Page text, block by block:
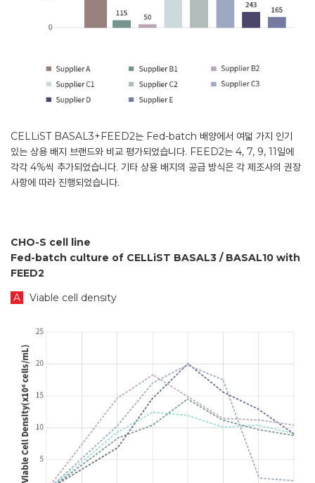
CELLiST BASAL3+FEED2는 Fed-batch 배양에서 여덟 가지 인기
있는 상용 배지 브랜드와 비교 평가되었습니다. FEED2는 4, 7, 9, 11일에
각각 4%씩 추가되었습니다. 기타 상용 배지의 공급 방식은 각 제조사의 권장
사항에 따라 진행되었습니다.
CHO-S cell line
Fed-batch culture of CELLiST BASAL3 / BASAL10 with
FEED2
A
Viable cell density